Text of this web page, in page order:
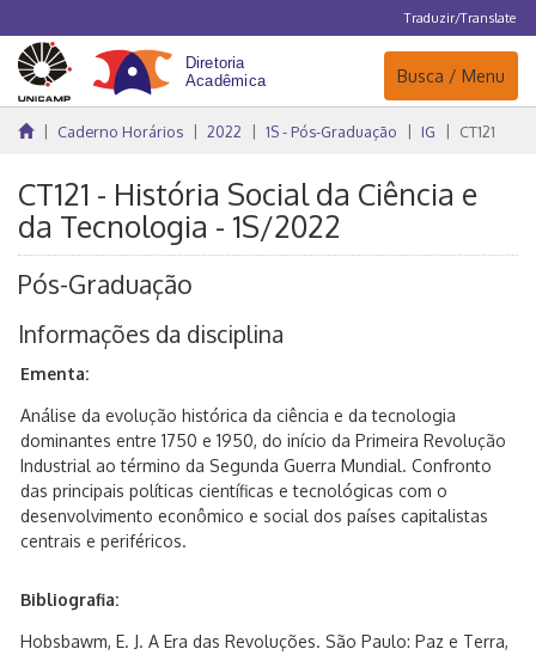
Traduzir/Translate
Navegação
Busca / Menu
Caderno Horários 2022 1S - Pós-Graduação IG CT121
CT121 - História Social da Ciência e
da Tecnologia - 1S/2022
Pós-Graduação
Informações da disciplina
Ementa:
Análise da evolução histórica da ciência e da tecnologia
dominantes entre 1750 e 1950, do início da Primeira Revolução
Industrial ao término da Segunda Guerra Mundial. Confronto
das principais políticas científicas e tecnológicas com o
desenvolvimento econômico e social dos países capitalistas
centrais e periféricos.
Bibliografia:
Hobsbawm, E. J. A Era das Revoluções. São Paulo: Paz e Terra,